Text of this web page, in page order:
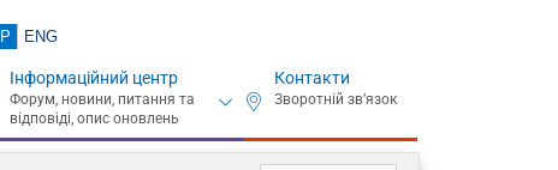
ENG
Інформаційний центр Контакти